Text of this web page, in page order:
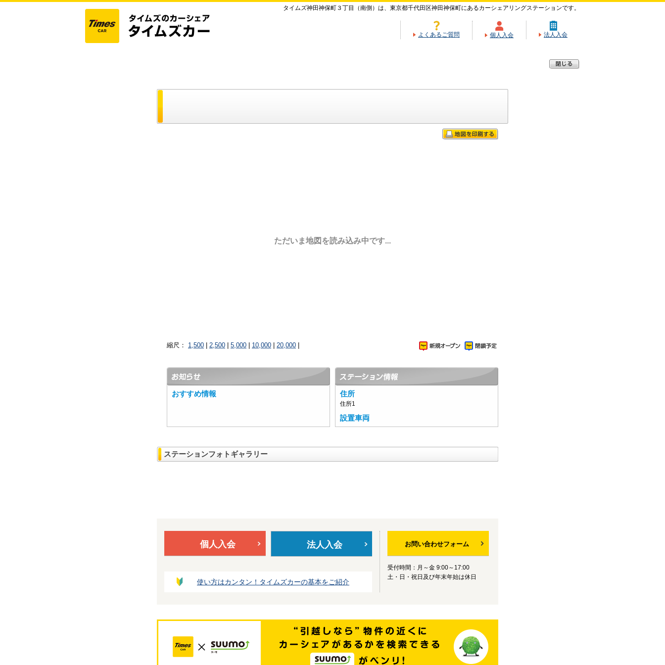
タイムズ神田神保町３丁目（南側）は、東京都千代田区神田神保町にあるカーシェアリングステーションです。
よくあるご質問 個人入会 法人入会
ただいま地図を読み込み中です...
縮尺： 1,500 2,500 5,000 10,000 20,000
おすすめ情報 住所
住所1
設置車両
ステーションフォトギャラリー
個人入会 法人入会
使い方はカンタン！タイムズカーの基本をご紹介
お問い合わせフォーム
受付時間：月～金 9:00～17:00
土・日・祝日及び年末年始は休日